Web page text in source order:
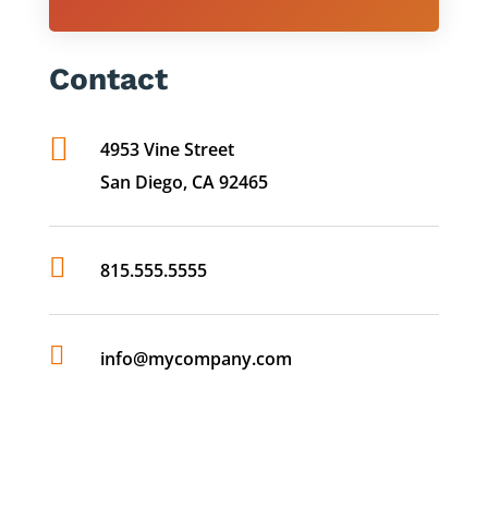
Contact

4953 Vine Street
San Diego, CA 92465
 815.555.5555
 info@mycompany.com